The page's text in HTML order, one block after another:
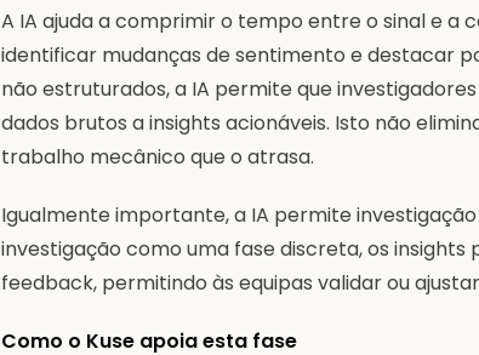
A IA ajuda a comprimir o tempo entre o sinal e a
identificar mudanças de sentimento e destacar
não estruturados, a IA permite que
dados brutos a insights acionáveis. Isto não
trabalho mecânico que o atrasa.
Igualmente importante, a IA permite
investigação como uma fase discreta, os
feedback, permitindo às equipas validar ou
Como o Kuse apoia esta fase